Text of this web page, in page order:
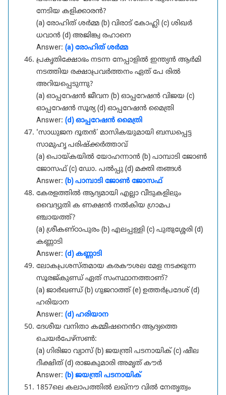
നേടിയ കളിക്കാരൻ?
(a) രോഹിത് ശർമ്മ (b) വിരാട് കോഹ്ലി (c) ശിഖർ
ധവാൻ (d) അജിങ്ക്വ രഹാനെ
Answer: (a) രോഹിത് ശർമ്മ
പ്രകൃതിക്ഷോഭം നടന്ന നേപ്പാളിൽ ഇന്ത്യൻ ആർമി
നടത്തിയ രക്ഷാപ്രവർത്തനം ഏത് പേ രിൽ
അറിയപ്പെടുന്നു?
(a) ഓപ്പറേഷൻ ജീവന (b) ഓപ്പറേഷൻ വിജയ (c)
ഓപ്പറേഷൻ സൂര്യ (d) ഓപ്പറേഷൻ മൈത്രി
Answer: (d) ഓപ്പറേഷൻ മൈത്രി
'സാധുജന ദൂതൻ’ മാസികയുമായി ബന്ധപ്പെട്ട
സാമുഹൃ പരിഷ്ക്കർത്താവ്
(a) പൊയ്കയിൽ യോഹന്നാൻ (b) പാമ്പാടി ജോൺ
ജോസഫ് (c) ഡോ. പൽപ്പു (d) മക്തി തങ്ങൾ
Answer: (b) പാമ്പാടി ജോൺ ജോസഫ്
കേരളത്തിൽ ആദ്യമായി എല്ലാ വീടുകളിലും
വൈദ്യുതി ക ണക്ഷൻ നൽകിയ ഗ്രാമപ
ഞ്ചായത്ത്?
(a) ശ്രീകണ്ഠാപുരം (b) എലപ്പള്ളി (c) പുതുശ്ശേരി (d)
കണ്ണാടി
Answer: (d) കണ്ണാടി
ലോകപ്രശസ്തമായ കരകൗശല മേള നടക്കുന്ന
സൂരജ്കുണ്ഡ് ഏത് സംസ്ഥാനത്താണ്?
(a) ജാർഖണ്ഡ് (b) ഗുജറാത്ത് (e) ഉത്തർപ്രദേശ് (d)
ഹരിയാന
Answer: (d) ഹരിയാന
ദേശീയ വനിതാ കമ്മീഷനെൻറ ആദ്യത്തെ
ചെയർപേഴ്സൺ:
(a) ഗിരിജാ വ്യാസ് (b) ജയന്ത്രി പടനായിക് (c) ഷീല
ദീക്ഷിത് (d) രാജകുമാരി അമൃത് കൗർ
Answer: (b) ജയന്ത്രി പടനായിക്
1857ലെ കലാപത്തിൽ ലഖ്നൗ വിൽ നേതൃത്വം